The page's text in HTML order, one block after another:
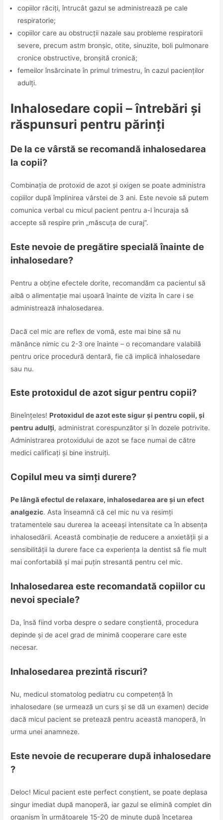
copiilor răciți, întrucât gazul se administrează pe cale
respiratorie;
copiilor care au obstrucții nazale sau probleme respiratorii
severe, precum astm bronșic, otite, sinuzite, boli pulmonare
cronice obstructive, bronșită cronică;
femeilor însărcinate în primul trimestru, în cazul pacienților
adulți.
Inhalosedare copii – întrebări și
răspunsuri pentru părinți
De la ce vârstă se recomandă inhalosedarea
la copii?
Combinația de protoxid de azot și oxigen se poate administra
copiilor după împlinirea vârstei de 3 ani. Este nevoie să putem
comunica verbal cu micul pacient pentru a-l încuraja să
accepte să respire prin „măscuța de curaj”.
Este nevoie de pregătire specială înainte de
inhalosedare?
Pentru a obține efectele dorite, recomandăm ca pacientul să
aibă o alimentație mai ușoară înainte de vizita în care i se
administrează inhalosedarea.
Dacă cel mic are reflex de vomă, este mai bine să nu
mănânce nimic cu 2-3 ore înainte – o recomandare valabilă
pentru orice procedură dentară, fie că implică inhalosedare
sau nu.
Este protoxidul de azot sigur pentru copii?
Bineînțeles!Protoxidul de azot este sigur și pentru copii, și
pentru adulți, administrat corespunzător și în dozele potrivite.
Administrarea protoxidului de azot se face numai de către
medici calificați și bine instruiți.
Copilul meu va simți durere?
Pe lângă efectul de relaxare, inhalosedarea are și un efect
analgezic. Asta înseamnă că cel mic nu va resimți
tratamentele sau durerea la aceeași intensitate ca în absența
inhalosedării. Această combinație de reducere a anxietății și a
sensibilității la durere face ca experiența la dentist să fie mult
mai confortabilă și mai puțin stresantă pentru cel mic.
Inhalosedarea este recomandată copiilor cu
nevoi speciale?
Da, însă fiind vorba despre o sedare conștientă, procedura
depinde și de acel grad de minimă cooperare care este
necesar.
Inhalosedarea prezintă riscuri?
Nu, medicul stomatolog pediatru cu competență în
inhalosedare (se urmează un curs și se dă un examen) decide
dacă micul pacient se pretează pentru această manoperă, în
urma unei anamneze.
Este nevoie de recuperare după inhalosedare
?
Deloc! Micul pacient este perfect conștient, se poate deplasa
singur imediat după manoperă, iar gazul se elimină complet din
organism în următoarele 15-20 de minute după încetarea